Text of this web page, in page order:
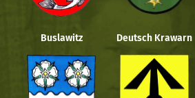
Buslawitz Deutsch Krawarn